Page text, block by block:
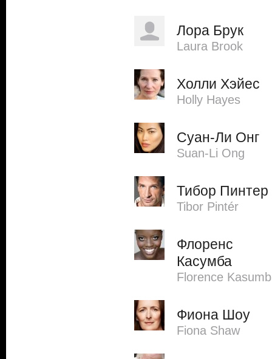
Лора Брук
Laura Brook
Холли Хэйес
Holly Hayes
Суан-Ли Онг
Suan-Li Ong
Тибор Пинтер
Tibor Pintér
Флоренс
Касумба
Florence
Фиона Шоу
Fiona Shaw